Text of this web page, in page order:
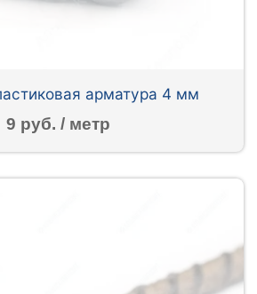
арматура 4 мм
9 руб. / метр